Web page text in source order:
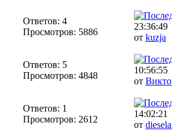
Ответов: 4
Просмотров: 5886
23:36:49
от kuzja
Ответов: 5
Просмотров: 4848
10:56:55
от
Ответов: 1
Просмотров: 2612
14:02:21
от